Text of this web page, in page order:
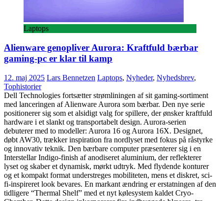
Laptops
Alienware genopliver Aurora: Kraftfuld bærbar
gaming-pc er klar til kamp
12. maj 2025 Lars Bennetzen Laptops, Nyheder, Nyhedsbrev,
Tophistorier
Dell Technologies fortsætter strømliningen af sit gaming-sortiment
med lanceringen af Alienware Aurora som bærbar. Den nye serie
positionerer sig som et alsidigt valg for spillere, der ønsker kraftfuld
hardware i et slankt og transportabelt design. Aurora-serien
debuterer med to modeller: Aurora 16 og Aurora 16X. Designet,
døbt AW30, trækker inspiration fra nordlyset med fokus på råstyrke
og innovativ teknik. Den bærbare computer præsenterer sig i en
Interstellar Indigo-finish af anodiseret aluminium, der reflekterer
lyset og skaber et dynamisk, mørkt udtryk. Med flydende konturer
og et kompakt format understreges mobiliteten, mens et diskret, sci-
fi-inspireret look bevares. En markant ændring er erstatningen af den
tidligere “Thermal Shelf” med et nyt kølesystem kaldet Cryo-